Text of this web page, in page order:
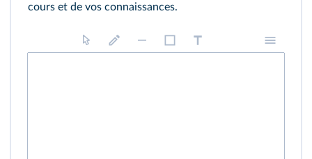
cours et de vos connaissances.